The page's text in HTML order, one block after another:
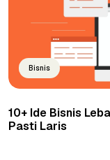
Bisnis
10+ Ide Bisnis
Pasti Laris